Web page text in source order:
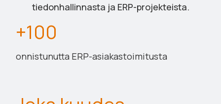
tiedonhallinnasta ja ERP-projekteista.
+100
onnistunutta ERP-asiakastoimitusta